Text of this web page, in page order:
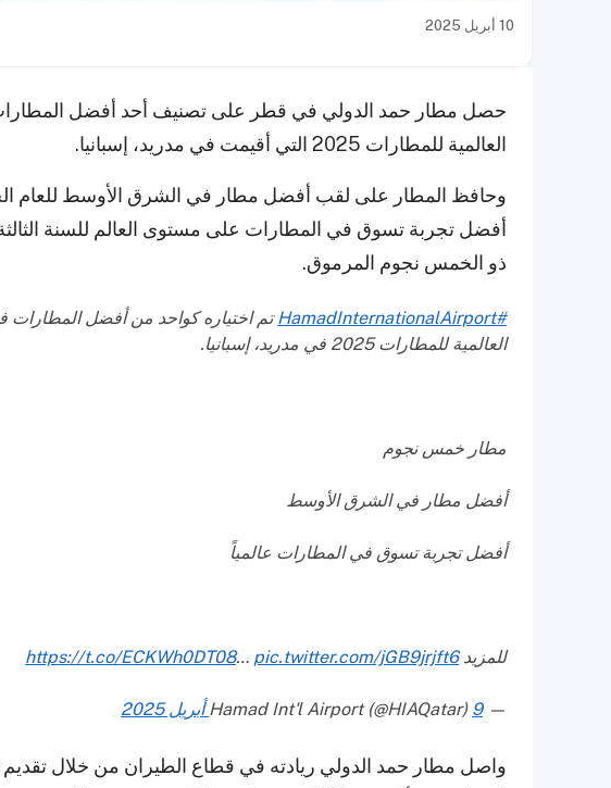
10 أبريل 2025
حصل مطار حمد الدولي في قطر على تصنيف أحد أفضل
العالمية للمطارات 2025 التي أقيمت في مدريد، إسبانيا.
وحافظ المطار على لقب أفضل مطار في الشرق الأوسط للعام
أفضل تجربة تسوق في المطارات على مستوى العالم للسنة
ذو الخمس نجوم المرموق.
#HamadInternationalAirport
تم اختياره كواحد من أفضل
العالمية للمطارات 2025 في مدريد، إسبانيا.
مطار خمس نجوم
أفضل مطار في الشرق الأوسط
أفضل تجربة تسوق في المطارات عالمياً
للمزيد https://t.co/ECKWh0DT08… pic.twitter.com/jGB9jrjft6
— Hamad Int'l Airport (@HIAQatar)9 أبريل 2025
واصل مطار حمد الدولي ريادته في قطاع الطيران من خلال